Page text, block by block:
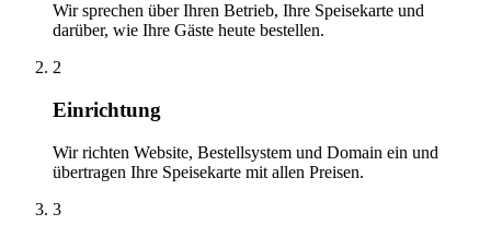
Wir sprechen über Ihren Betrieb, Ihre Speisekarte und
darüber, wie Ihre Gäste heute bestellen.
2
Einrichtung
Wir richten Website, Bestellsystem und Domain ein und
übertragen Ihre Speisekarte mit allen Preisen.
3